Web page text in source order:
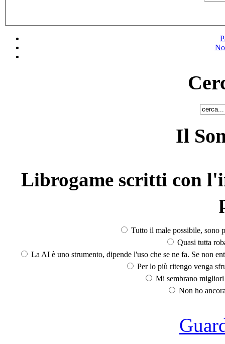
Il
Librogame scritti con
Tutto il male possibile, sono
Quasi tutta
La AI è uno strumento, dipende l'uso che se ne fa. Se non
Per lo più ritengo venga
Mi sembrano
Non ho